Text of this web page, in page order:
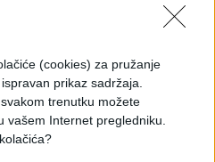
(cookies) za pružanje
prikaz sadržaja.
trenutku možete
vašem Internet pregledniku.
del Mundial.
PcvTU12Psq
April 1,